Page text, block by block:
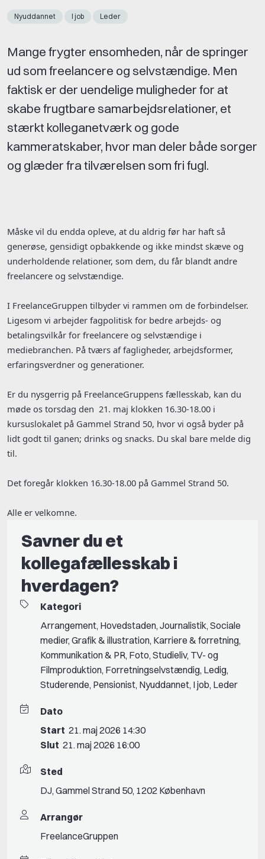
Nyuddannet I job Leder
Mange frygter ensomheden, når de springer
ud som freelancere og selvstændige. Men
faktisk er der uendelige muligheder for at
skabe frugtbare samarbejdsrelationer, et
stærkt kolleganetværk og gode
kammeratskaber, hvor man deler både sorger
og glæder fra tilværelsen som fri fugl.
Måske vil du endda opleve, at du aldrig før har haft så
generøse, gensidigt opbakkende og ikke mindst skæve og
underholdende relationer, som dem, du får blandt andre
freelancere og selvstændige.
I FreelanceGruppen tilbyder vi rammen om de forbindelser.
Ligesom vi arbejder fagpolitisk for bedre arbejds- og
betalingsvilkår for freelancere og selvstændige i
mediebranchen. På tværs af fagligheder, arbejdsformer,
erfaringsverdner og generationer.
Er du nysgerrig på FreelanceGruppens fællesskab, kan du
møde os torsdag den 21. maj klokken 16.30-18.00 i
kursuslokalet på Gammel Strand 50, hvor vi også byder på
lidt godt til ganen; drinks og snacks. Du skal bare melde dig
til.
Det foregår klokken 16.30-18.00 på Gammel Strand 50.
Alle er velkomne.
Savner du et
kollegafællesskab i
hverdagen?
Kategori
Arrangement, Hovedstaden, Journalistik, Sociale
medier, Grafik & illustration, Karriere & forretning,
Kommunikation & PR, Foto, Studieliv, TV- og
Filmproduktion, Forretningselvstændig, Ledig,
Studerende, Pensionist, Nyuddannet, I job, Leder
Dato
Start 21. maj 2026 14:30
Slut 21. maj 2026 16:00
Sted
DJ, Gammel Strand 50, 1202 København
Arrangør
FreelanceGruppen